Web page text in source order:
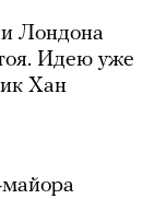
Лондона
Идею уже
Хан